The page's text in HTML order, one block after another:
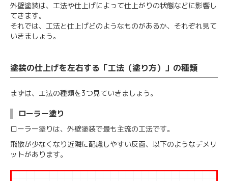
外壁塗装は、工法や仕上げによって仕上がりの状態などに影響し
てきます。
それでは、工法と仕上げどのようなものがあるか、それぞれ見て
いきましょう。
塗装の仕上げを左右する「工法（塗り方）」の種類
まずは、工法の種類を3つ見ていきましょう。
ローラー塗り
ローラー塗りは、外壁塗装で最も主流の工法です。
飛散が少なくなり近隣に配慮しやすい反面、以下のようなデメリ
ットがあります。